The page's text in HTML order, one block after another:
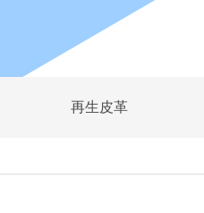
再生皮革